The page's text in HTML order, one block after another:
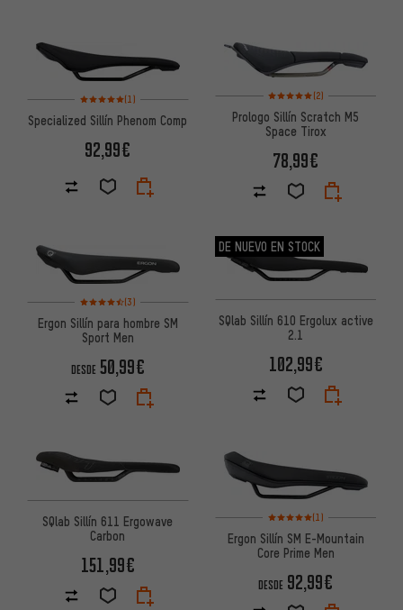
Valoración media: 5 de 5 basada en 1 reseñas
(1)
Specialized Sillín Phenom Comp
92,99€
Valoración media: 5 de 5
(2)
Prologo Sillín Scratch M5
Space Tirox
78,99€
Valoración media: 4,5 de 5 basada en 3 reseñas
(3)
Ergon Sillín para hombre SM
Sport Men
DESDE 50,99€
DE NUEVO EN STOCK
SQlab Sillín 610 Ergolux active
2.1
102,99€
SQlab Sillín 611 Ergowave
Carbon
151,99€
Valoración media: 5 de 5
(1)
Ergon Sillín SM E-Mountain
Core Prime Men
DESDE 92,99€